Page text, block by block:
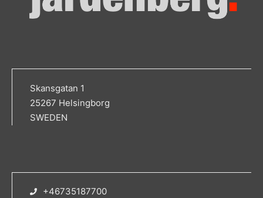
Skansgatan 1
25267 Helsingborg
SWEDEN
+46735187700